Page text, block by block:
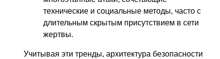
технические и социальные методы, часто с
длительным скрытым присутствием в сети
жертвы.
Учитывая эти тренды, архитектура безопасности